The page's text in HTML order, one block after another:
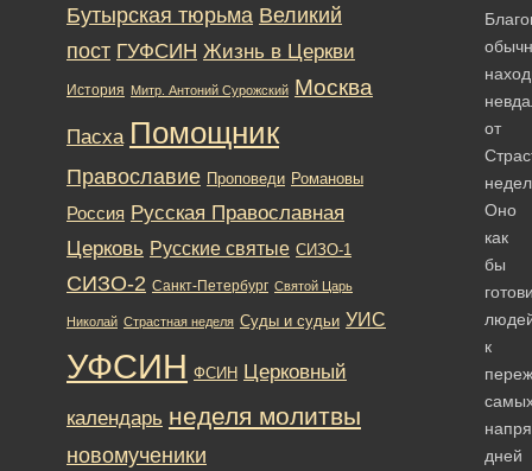
от
Оно
как
бы
к
дней
Бутырская тюрьма Великий
пост ГУФСИН Жизнь в Церкви
История Митр. Антоний Сурожский Москва
Пасха Помощник
Православие Проповеди Романовы
Россия Русская Православная
Церковь Русские святые СИЗО-1
СИЗО-2 Санкт-Петербург Святой Царь
Николай Страстная неделя Суды и судьи УИС
УФСИН ФСИН Церковный
календарь неделя молитвы
новомученики